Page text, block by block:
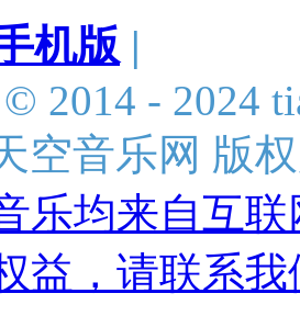
机版 |
2014 - 2024
空音乐网 版
乐均来自互
益，请联系